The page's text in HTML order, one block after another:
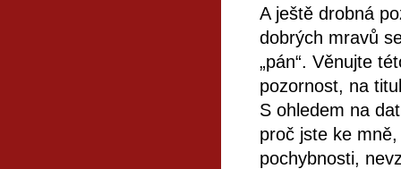
A ještě drobná
dobrých mravů
„pán“. Věnujte
pozornost, na
S ohledem na
proč jste ke
pochybnosti,